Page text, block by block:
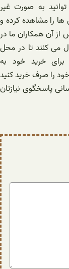
به صورت غیر
را مشاهده کرده و
از آن همکاران ما در
می کنند تا در محل
برای خرید خود به
را صرف خرید کنید
پاسخگوی نیازتان